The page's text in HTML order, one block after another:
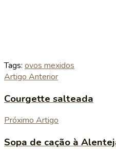
Tags: ovos mexidos
Artigo Anterior
Courgette salteada
Próximo Artigo
Sopa de cação à